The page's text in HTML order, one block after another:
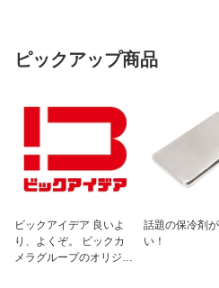
ピックアップ商品
ビックアイデア 良いよ
り、よくぞ。 ビックカ
メラグループのオリジナ
話題の保冷剤
い！